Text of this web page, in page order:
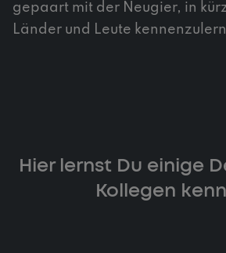
gepaart mit der Neugier, in
Länder und Leute
Hier lernst Du einige
Kollegen